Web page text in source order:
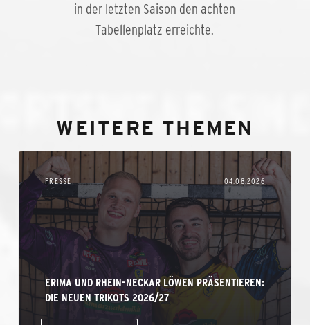
in der letzten Saison den achten
Tabellenplatz erreichte.
WEITERE THEMEN
PRESSE 04.08.2026
ERIMA UND RHEIN-NECKAR LÖWEN PRÄSENTIEREN:
DIE NEUEN TRIKOTS 2026/27